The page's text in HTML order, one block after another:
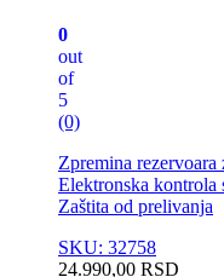
0
out
of
5
(0)
Zpremina
Elektronska kontrola
Zaštita od prelivanja
SKU: 32758
24.990,00 RSD